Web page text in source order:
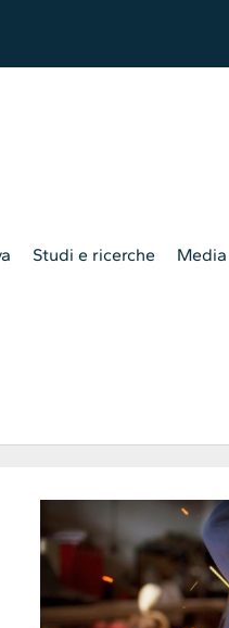
Studi e ricerche Media